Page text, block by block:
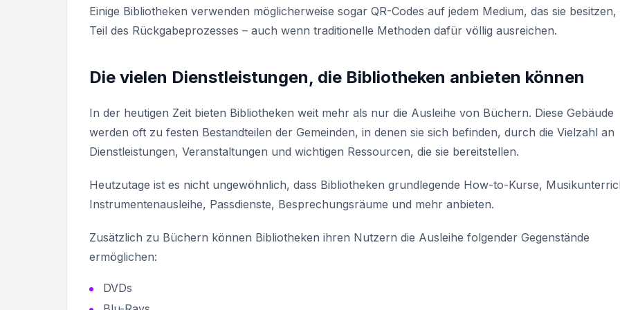
Einige Bibliotheken verwenden möglicherweise sogar QR-Codes auf jedem Medium, das sie besitzen,
Teil des Rückgabeprozesses – auch wenn traditionelle Methoden dafür völlig ausreichen.
Die vielen Dienstleistungen, die Bibliotheken anbieten können
In der heutigen Zeit bieten Bibliotheken weit mehr als nur die Ausleihe von Büchern. Diese Gebäude
werden oft zu festen Bestandteilen der Gemeinden, in denen sie sich befinden, durch die Vielzahl an
Dienstleistungen, Veranstaltungen und wichtigen Ressourcen, die sie bereitstellen.
Heutzutage ist es nicht ungewöhnlich, dass Bibliotheken grundlegende How-to-Kurse,
Instrumentenausleihe, Passdienste, Besprechungsräume und mehr anbieten.
Zusätzlich zu Büchern können Bibliotheken ihren Nutzern die Ausleihe folgender Gegenstände
ermöglichen:
DVDs